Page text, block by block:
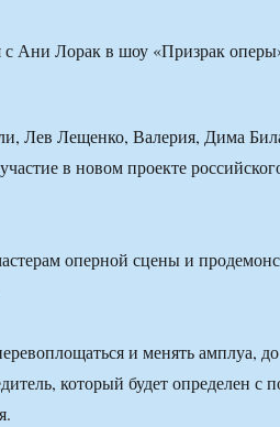
Лев Лещенко, Валерия, Дима
в новом проекте
оперной сцены и
и менять амплуа,
который будет определен с